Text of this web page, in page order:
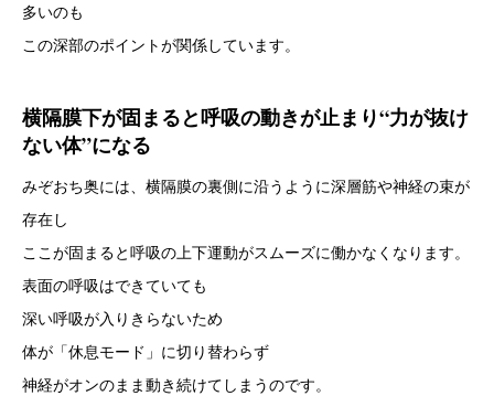
多いのも
この深部のポイントが関係しています。
横隔膜下が固まると呼吸の動きが止まり“力が抜け
ない体”になる
みぞおち奥には、横隔膜の裏側に沿うように深層筋や神経の束が
存在し
ここが固まると呼吸の上下運動がスムーズに働かなくなります。
表面の呼吸はできていても
深い呼吸が入りきらないため
体が「休息モード」に切り替わらず
神経がオンのまま動き続けてしまうのです。